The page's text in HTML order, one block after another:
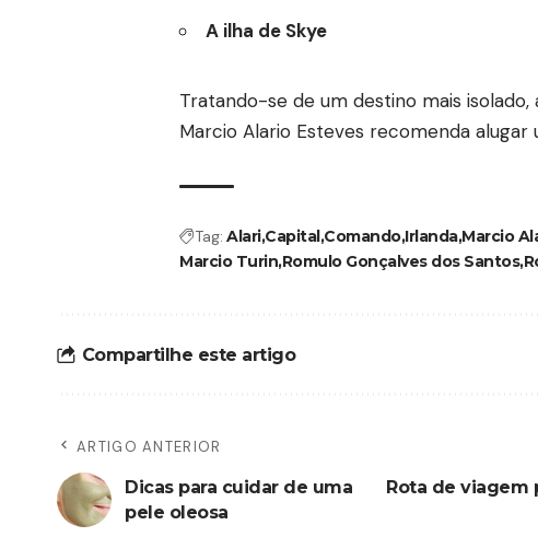
A ilha de Skye
Tratando-se de um destino mais
Marcio Alario Esteves recomenda
Tag: AlariCapitalComandoIrlandaMarcio
Marcio TurinRomulo Gonçalves dos Santos
Compartilhe este artigo
ARTIGO ANTERIOR
Dicas para cuidar de uma
pele oleosa
Rota de viagem